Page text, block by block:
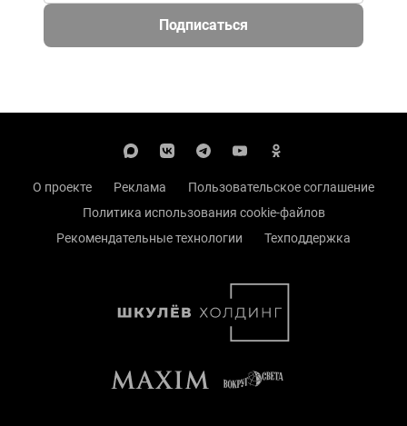
Подписаться
О проекте Реклама
Пользовательское соглашение
Политика использования cookie-файлов
Рекомендательные технологии
Техподдержка